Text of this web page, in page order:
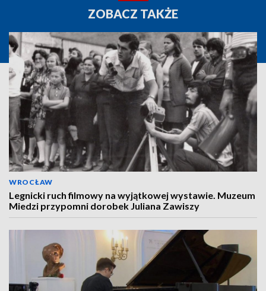
ZOBACZ TAKŻE
WROCŁAW
Legnicki ruch filmowy na wyjątkowej wystawie. Muzeum
Miedzi przypomni dorobek Juliana Zawiszy